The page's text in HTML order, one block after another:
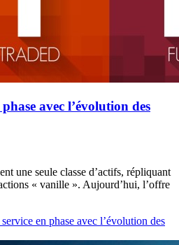
avec l’évolution des
une seule classe d’actifs, répliquant
« vanille ». Aujourd’hui, l’offre
en phase avec l’évolution des